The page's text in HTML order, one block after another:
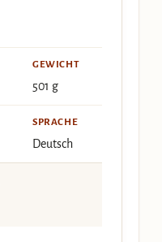
GEWICHT
501 g
SPRACHE
Deutsch